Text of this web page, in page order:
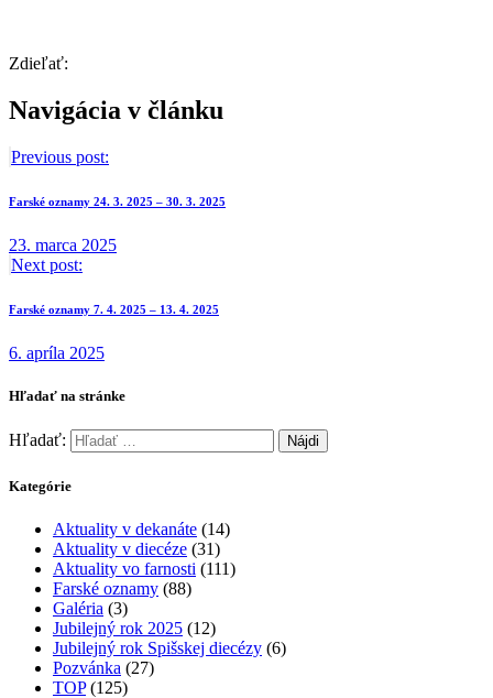
Zdieľať:
Navigácia v článku
Previous post:
Farské oznamy 24. 3. 2025 – 30. 3. 2025
23. marca 2025
Next post:
Farské oznamy 7. 4. 2025 – 13. 4. 2025
6. apríla 2025
Hľadať na stránke
Hľadať:
Kategórie
Aktuality v dekanáte (14)
Aktuality v diecéze (31)
Aktuality vo farnosti (111)
Farské oznamy (88)
Galéria (3)
Jubilejný rok 2025 (12)
Jubilejný rok Spišskej diecézy (6)
Pozvánka (27)
TOP(125)